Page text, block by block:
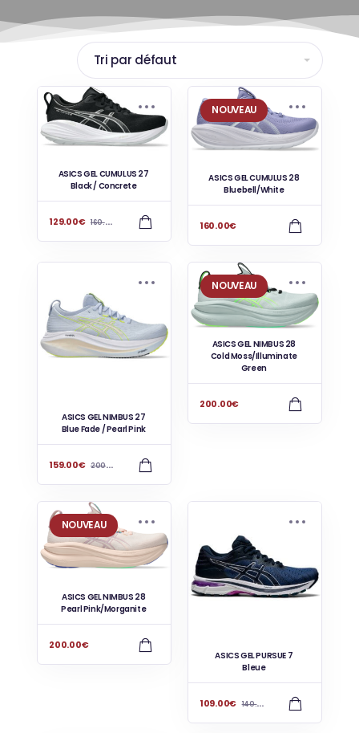
ASICS GEL CUMULUS 27
Black / Concrete
129.00€ 160.00
NOUVEAU
ASICS GEL CUMULUS 28
Bluebell/White
160.00€
ASICS GEL NIMBUS 27
Blue Fade / Pearl Pink
159.00€ 200.00
NOUVEAU
ASICS GEL NIMBUS 28
Cold Moss/Illuminate
Green
200.00€
NOUVEAU
ASICS GEL NIMBUS 28
Pearl Pink/Morganite
200.00€
ASICS GEL PURSUE 7
Bleue
109.00€ 140.00